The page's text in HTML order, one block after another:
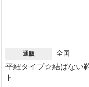
通販 全国
平紐タイプ☆結ばない
ト